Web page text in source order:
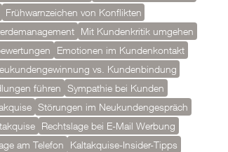
Frühwarnzeichen von Konflikten
Mit Kundenkritik umgehen
Emotionen im Kundenkontakt
vs. Kundenbindung
führen
Sympathie bei Kunden
Störungen im Neukundengespräch
Rechtslage bei E-Mail Werbung
am Telefon
Kaltakquise-Insider-Tipps